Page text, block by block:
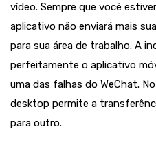
vídeo. Sempre que você
aplicativo não enviará mais
para sua área de trabalho. A
perfeitamente o aplicativo
uma das falhas do WeChat.
desktop permite a
para outro.